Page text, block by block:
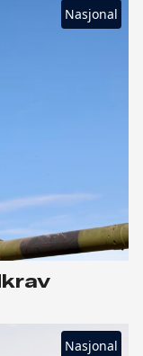
Nasjonal
Nasjonal